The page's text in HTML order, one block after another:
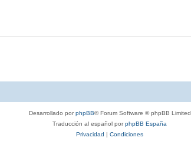
Desarrollado porphpBB® Forum Software © phpBB Limited
Traducción al español porphpBB España
Privacidad | Condiciones